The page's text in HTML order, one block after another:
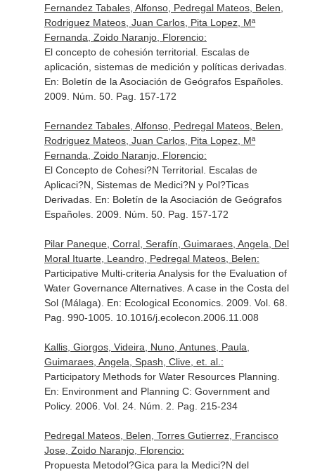
Fernandez Tabales, Alfonso, Pedregal Mateos, Belen,
Rodriguez Mateos, Juan Carlos, Pita Lopez, Mª
Fernanda, Zoido Naranjo, Florencio:
El concepto de cohesión territorial. Escalas de
aplicación, sistemas de medición y políticas derivadas.
En: Boletín de la Asociación de Geógrafos Españoles.
2009. Núm. 50. Pag. 157-172
Fernandez Tabales, Alfonso, Pedregal Mateos, Belen,
Rodriguez Mateos, Juan Carlos, Pita Lopez, Mª
Fernanda, Zoido Naranjo, Florencio:
El Concepto de Cohesi?N Territorial. Escalas de
Aplicaci?N, Sistemas de Medici?N y Pol?Ticas
Derivadas. En: Boletín de la Asociación de Geógrafos
Españoles. 2009. Núm. 50. Pag. 157-172
Pilar Paneque, Corral, Serafín, Guimaraes, Angela, Del
Moral Ituarte, Leandro, Pedregal Mateos, Belen:
Participative Multi-criteria Analysis for the Evaluation of
Water Governance Alternatives. A case in the Costa del
Sol (Málaga). En: Ecological Economics. 2009. Vol. 68.
Pag. 990-1005. 10.1016/j.ecolecon.2006.11.008
Kallis, Giorgos, Videira, Nuno, Antunes, Paula,
Guimaraes, Angela, Spash, Clive, et. al.:
Participatory Methods for Water Resources Planning.
En: Environment and Planning C: Government and
Policy. 2006. Vol. 24. Núm. 2. Pag. 215-234
Pedregal Mateos, Belen, Torres Gutierrez, Francisco
Jose, Zoido Naranjo, Florencio:
Propuesta Metodol?Gica para la Medici?N del